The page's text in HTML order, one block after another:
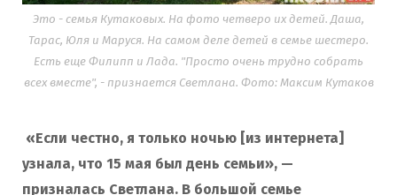
Это - семья Кутаковых. На фото четверо их детей. Даша,
Тарас, Юля и Маруся. На самом деле детей в семье шестеро.
Есть еще Филипп и Лада. "Просто очень трудно собрать
всех вместе", - признается Светлана. Фото: Максим Кутаков
«Если честно, я только ночью [из интернета]
узнала, что 15 мая был день семьи», —
призналась Светлана. В большой семье